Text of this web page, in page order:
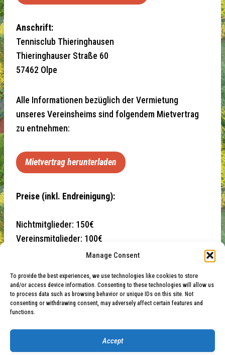
Manage Consent
To provide the best experiences, we use technologies like cookies to store
and/or access device information. Consenting to these technologies will allow us
to process data such as browsing behavior or unique IDs on this site. Not
consenting or withdrawing consent, may adversely affect certain features and
functions.
Accept
Anschrift:
Tennisclub Thieringhausen
Thieringhauser Straße 60
57462 Olpe
Alle Informationen bezüglich der Vermietung
unseres Vereinsheims sind folgendem Mietvertrag
zu entnehmen:
Mietvertrag herunterladen
Preise (inkl. Endreinigung):
Nichtmitglieder: 150€
Vereinsmitglieder: 100€
Rückfragen gerne an:
Annika Brinkmann